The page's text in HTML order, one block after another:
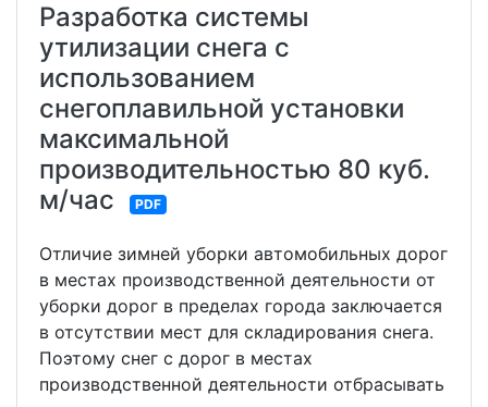
Разработка системы
утилизации снега с
использованием
снегоплавильной установки
максимальной
производительностью 80 куб.
м/час
PDF
Отличие зимней уборки автомобильных дорог
в местах производственной деятельности от
уборки дорог в пределах города заключается
в отсутствии мест для складирования снега.
Поэтому снег с дорог в местах
производственной деятельности отбрасывать